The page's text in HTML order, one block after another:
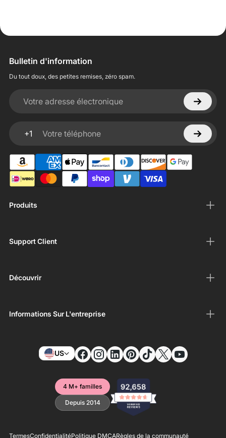
Produits
Support Client
Découvrir
Informations Sur L'entreprise
Bulletin d'information
Du tout doux, des petites remises, zéro spam.
Votre adresse électronique
+1
Votre téléphone
US
4 M+ familles
Depuis 2014
TermesConfidentialitéPolitique DMCARègles de la communauté